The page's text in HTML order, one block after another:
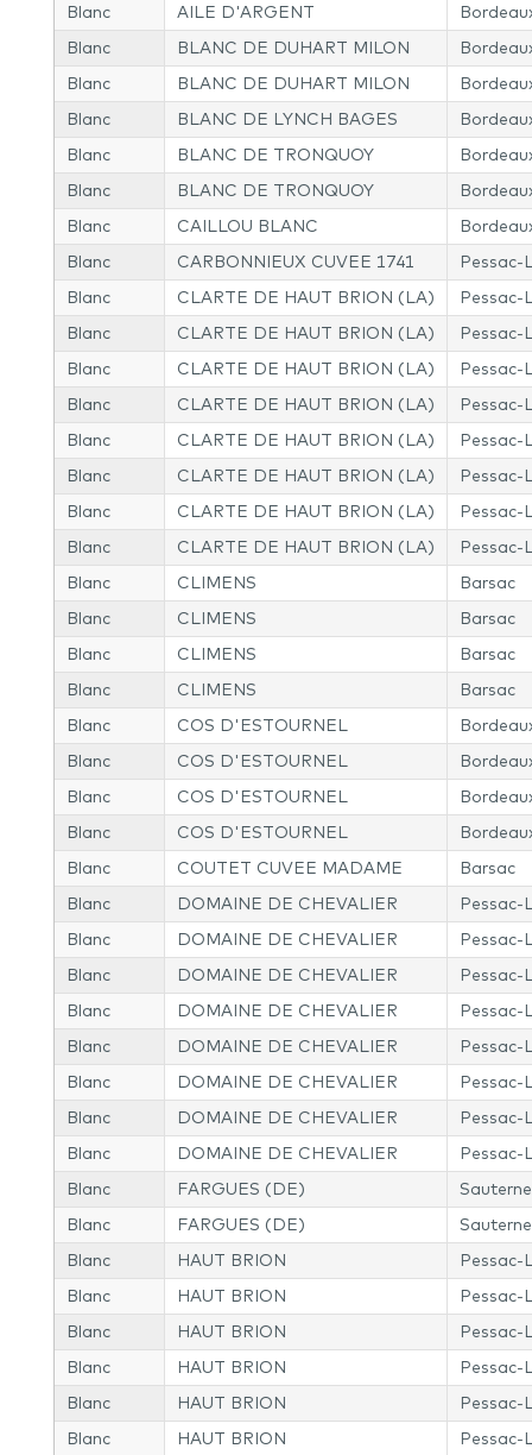
Blanc
AILE D'ARGENT
Blanc
BLANC DE DUHART MILON
Blanc
BLANC DE DUHART MILON
Blanc
BLANC DE LYNCH BAGES
Blanc
BLANC DE TRONQUOY
Blanc
BLANC DE TRONQUOY
Blanc
CAILLOU BLANC
Blanc
CARBONNIEUX CUVEE 1741
Pessac-
Blanc
CLARTE DE HAUT BRION (LA)
Pessac-
Blanc
CLARTE DE HAUT BRION (LA)
Pessac-
Blanc
CLARTE DE HAUT BRION (LA)
Pessac-
Blanc
CLARTE DE HAUT BRION (LA)
Pessac-
Blanc
CLARTE DE HAUT BRION (LA)
Pessac-
Blanc
CLARTE DE HAUT BRION (LA)
Pessac-
Blanc
CLARTE DE HAUT BRION (LA)
Pessac-
Blanc
CLARTE DE HAUT BRION (LA)
Pessac-
Blanc
CLIMENS
Barsac
Blanc
CLIMENS
Barsac
Blanc
CLIMENS
Barsac
Blanc
CLIMENS
Barsac
Blanc
COS D'ESTOURNEL
Blanc
COS D'ESTOURNEL
Blanc
COS D'ESTOURNEL
Blanc
COS D'ESTOURNEL
Blanc
COUTET CUVEE MADAME
Barsac
Blanc
DOMAINE DE CHEVALIER
Pessac-
Blanc
DOMAINE DE CHEVALIER
Pessac-
Blanc
DOMAINE DE CHEVALIER
Pessac-
Blanc
DOMAINE DE CHEVALIER
Pessac-
Blanc
DOMAINE DE CHEVALIER
Pessac-
Blanc
DOMAINE DE CHEVALIER
Pessac-
Blanc
DOMAINE DE CHEVALIER
Pessac-
Blanc
DOMAINE DE CHEVALIER
Pessac-
Blanc
FARGUES (DE)
Blanc
FARGUES (DE)
Blanc
HAUT BRION
Pessac-
Blanc
HAUT BRION
Pessac-
Blanc
HAUT BRION
Pessac-
Blanc
HAUT BRION
Pessac-
Blanc
HAUT BRION
Pessac-
Blanc
HAUT BRION Pessac-